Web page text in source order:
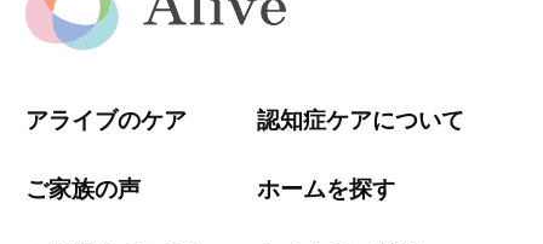
アライブのケア 認知症ケアについて
ご家族の声 ホームを探す